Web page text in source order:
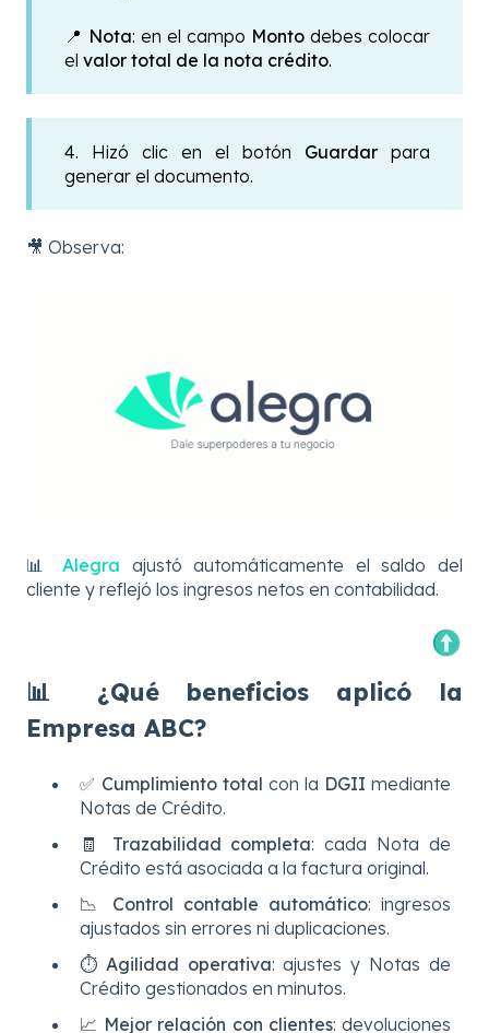
📍 Nota: en el campo Monto debes colocar
el valor total de la nota crédito.
4. Hizó clic en el botón Guardar para
generar el documento.
🎥 Observa:
📊Alegra ajustó automáticamente el saldo del
cliente y reflejó los ingresos netos en contabilidad.
📊 ¿Qué beneficios aplicó la
Empresa ABC?
✅ Cumplimiento total con la DGII mediante
Notas de Crédito.
🧾 Trazabilidad completa: cada Nota de
Crédito está asociada a la factura original.
📉 Control contable automático: ingresos
ajustados sin errores ni duplicaciones.
⏱️ Agilidad operativa: ajustes y Notas de
Crédito gestionados en minutos.
📈 Mejor relación con clientes: devoluciones